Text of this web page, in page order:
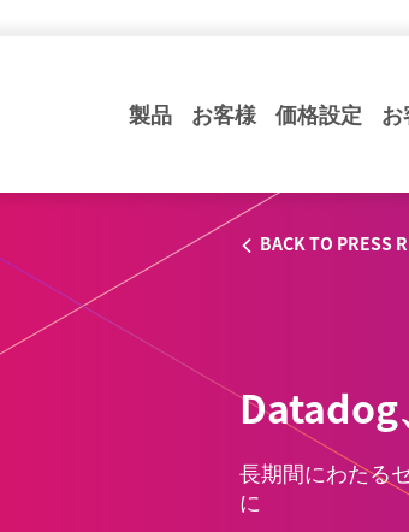
製品 お客様 価格設定
BACK TO PRESS
Datadog
長期間にわたる
に